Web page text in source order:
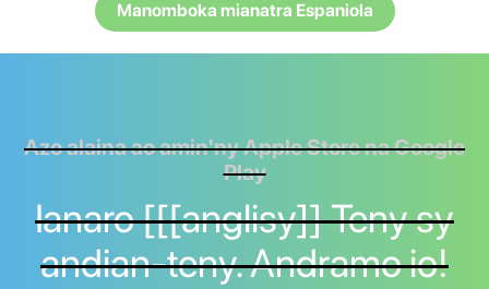
Manomboka mianatra Espaniola
Azo alaina ao amin'ny Apple Store na Google
Play
Ianaro [[[anglisy]] Teny sy
andian-teny. Andramo io!